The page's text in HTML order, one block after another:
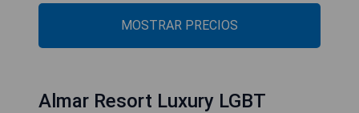
MOSTRAR PRECIOS
Almar Resort Luxury LGBT